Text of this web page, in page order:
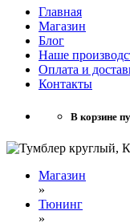
Главная
Магазин
Блог
Наше
Оплата и
Контакты
В корзине
Магазин
»
Тюнинг
»